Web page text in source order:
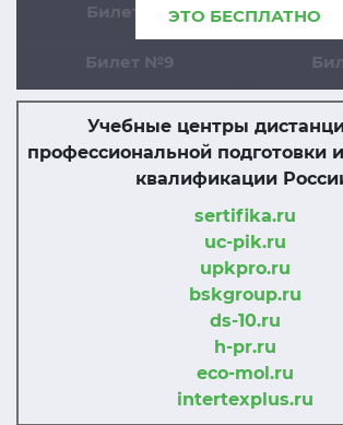
ЭТО БЕСПЛАТНО
Билет №7
Билет №9
Учебные центры
профессиональной подготовки
квалификации
sertifika.ru
uc-pik.ru
upkpro.ru
bskgroup.ru
ds-10.ru
h-pr.ru
eco-mol.ru
intertexplus.ru